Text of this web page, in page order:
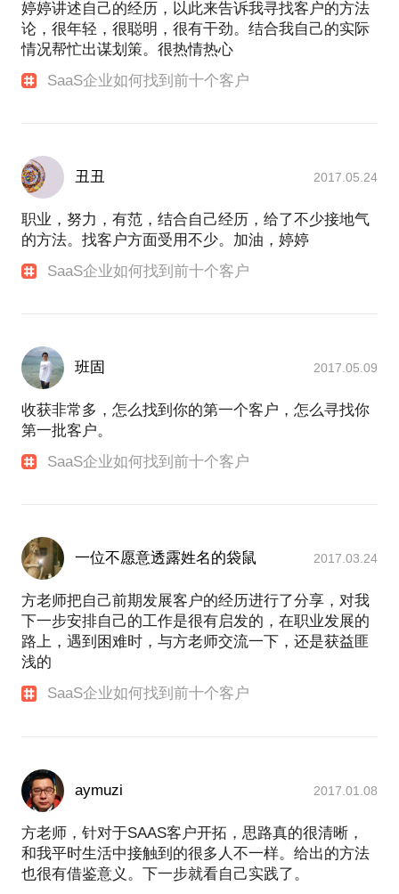
婷婷讲述自己的经历，以此来告诉我寻找客户的方法
论，很年轻，很聪明，很有干劲。结合我自己的实际
情况帮忙出谋划策。很热情热心
SaaS企业如何找到前十个客户
丑丑 2017.05.24
职业，努力，有范，结合自己经历，给了不少接地气
的方法。找客户方面受用不少。加油，婷婷
SaaS企业如何找到前十个客户
班固 2017.05.09
收获非常多，怎么找到你的第一个客户，怎么寻找你
第一批客户。
SaaS企业如何找到前十个客户
一位不愿意透露姓名的袋鼠 2017.03.24
方老师把自己前期发展客户的经历进行了分享，对我
下一步安排自己的工作是很有启发的，在职业发展的
路上，遇到困难时，与方老师交流一下，还是获益匪
浅的
SaaS企业如何找到前十个客户
aymuzi 2017.01.08
方老师，针对于SAAS客户开拓，思路真的很清晰，
和我平时生活中接触到的很多人不一样。给出的方法
也很有借鉴意义。下一步就看自己实践了。